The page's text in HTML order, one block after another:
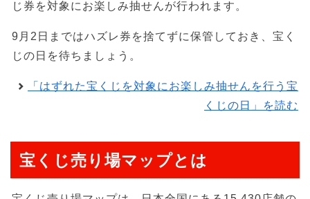
じ券を対象にお楽しみ抽せんが行われます。
9月2日まではハズレ券を捨てずに保管しておき、宝く
じの日を待ちましょう。
「はずれた宝くじを対象にお楽しみ抽せんを行う宝
くじの日」を読む
宝くじ売り場マップとは